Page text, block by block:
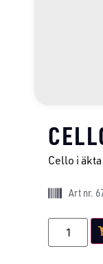
Cello i
Art nr.